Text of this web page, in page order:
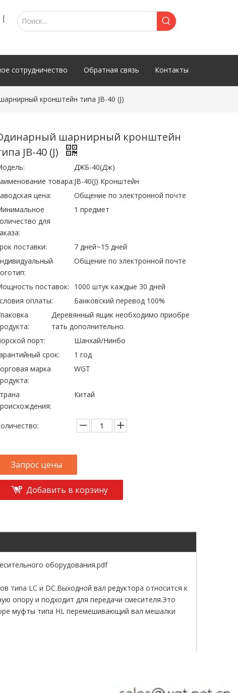
|
сотрудничество Обратная связь Контакты
кронштейн типа JB-40 (J)
шарнирный кронштейн
JB-40 (J)
ДЖБ-40(Дж)
товара:JB-40(J) Кронштейн
цена:
Общение по электронной почте
для
1 предмет
поставки:
7 дней~15 дней
Общение по электронной почте
поставок:
1000 штук каждые 30 дней
оплаты:
Банковский перевод 100%
Деревянный ящик необходимо приобре
тать дополнительно.
порт:
Шанхай/Нинбо
срок:
1 год
марка
WGT
Китай
Запрос цены
Добавить в корзину
оборудования.pdf
типа LC и DC.Выходной вал редуктора относится к
опору и подходит для передачи смесителя.Это
муфты типа HL перемешивающий вал мешалки